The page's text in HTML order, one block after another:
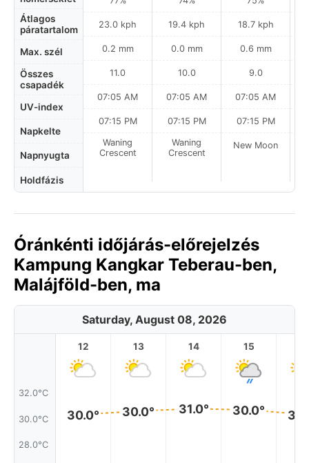
Átlagos
páratartalom
Max. szél
Összes
csapadék
UV-index
Napkelte
Napnyugta
Holdfázis
23.0 kph
0.2 mm
11.0
07:05 AM
07:15 PM
Waning
Crescent
19.4 kph
0.0 mm
10.0
07:05 AM
07:15 PM
Waning
Crescent
18.7 kph
0.6 mm
9.0
07:05 AM
07:15 PM
New Moon
Óránkénti időjárás-előrejelzés
Kampung Kangkar Teberau-ben,
Malájföld-ben, ma
Saturday, August 08, 2026
32.0°C
30.0°C
28.0°C
12
30.0°
13
30.0°
14
31.0°
15
30.0°